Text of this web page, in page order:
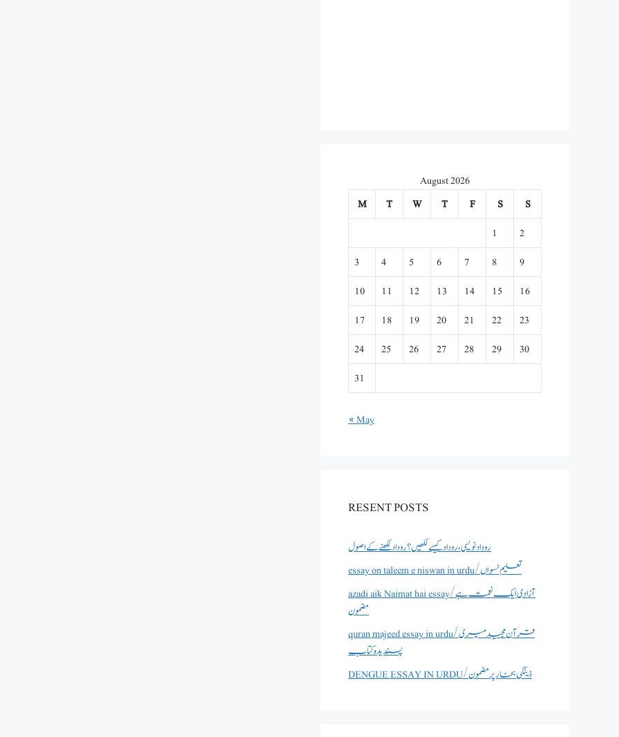
August 2026
M
T W T F S
S
1
2
3
4 5 6 7 8
9
10
11 12 13 14 15
16
17
18 19 20 21 22
23
24
25 26 27 28 29
30
31
« May
RESENT POSTS
روداد نویسی ،روداد کیسے لکھیں؟ روداد لکھنے کے اصول
essay on taleem e niswan in urdu/تعلیم نسواں
azadi aik Naimat hai essay/آزادی ایک نعمت ہے
مضمون
quran majeed essay in urdu/قرآن مجید میری
پسندیدہ کتاب
DENGUE ESSAY IN URDU/ڈینگی بخار پر مضمون